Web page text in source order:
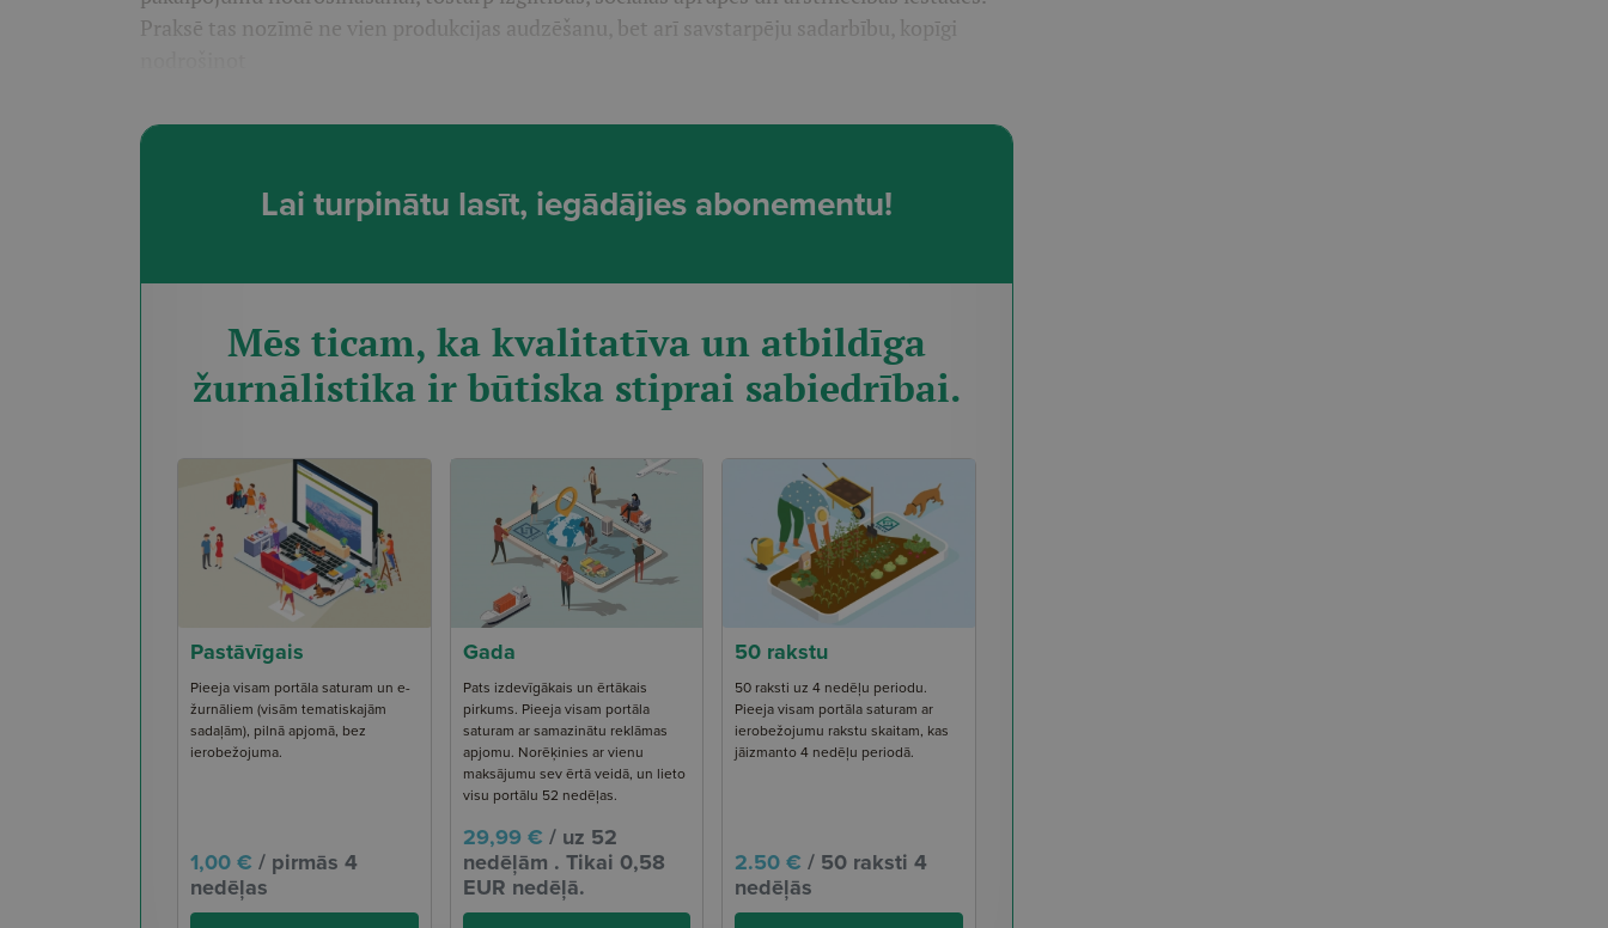
Praksē tas nozīmē ne vien produkcijas audzēšanu, bet arī savstarpēju sadarbību, kopīgi
Lai turpinātu lasīt, iegādājies abonementu!
Mēs ticam, ka kvalitatīva un atbildīga
žurnālistika ir būtiska stiprai sabiedrībai.
Pastāvīgais
Pieeja visam portāla saturam un e-
žurnāliem (visām tematiskajām
sadaļām), pilnā apjomā, bez
ierobežojuma.
1,00 € / pirmās 4
nedēļas
Gada
Pats izdevīgākais un ērtākais
pirkums. Pieeja visam portāla
saturam ar samazinātu reklāmas
apjomu. Norēķinies ar vienu
maksājumu sev ērtā veidā, un lieto
visu portālu 52 nedēļas.
29,99 € / uz 52
nedēļām . Tikai 0,58
EUR nedēļā.
50 rakstu
50 raksti uz 4 nedēļu periodu.
Pieeja visam portāla saturam ar
ierobežojumu rakstu skaitam, kas
jāizmanto 4 nedēļu periodā.
2.50 € / 50 raksti 4
nedēļās